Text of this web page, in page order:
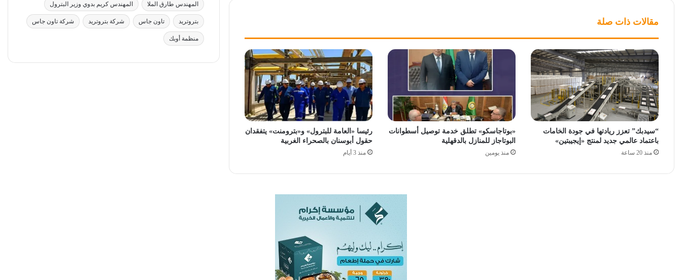
مقالات ذات صلة
“سيدبك” تعزز ريادتها في جودة الخامات
باعتماد عالمي جديد لمنتج «إيجيبتين»
منذ 20 ساعة
«بوتاجاسكو» تطلق خدمة توصيل أسطوانات
البوتاجاز للمنازل بالدقهلية
منذ يومين
رئيسا «العامة للبترول» و«بترومنت» يتفقدان
حقول أبوسنان بالصحراء الغربية
منذ 3 أيام
المهندس طارق الملا المهندس كريم بدوي وزير البترول
بتروتريد تاون جاس شركة بتروتريد شركة تاون جاس
منظمة أوبك